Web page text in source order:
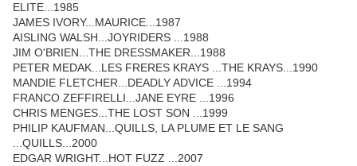
ELITE...1985
JAMES IVORY...MAURICE...1987
AISLING WALSH...JOYRIDERS ...1988
JIM O'BRIEN...THE DRESSMAKER...1988
PETER MEDAK...LES FRERES KRAYS ...THE KRAYS...1990
MANDIE FLETCHER...DEADLY ADVICE ...1994
FRANCO ZEFFIRELLI...JANE EYRE ...1996
CHRIS MENGES...THE LOST SON ...1999
PHILIP KAUFMAN...QUILLS, LA PLUME ET LE SANG
...QUILLS...2000
EDGAR WRIGHT...HOT FUZZ ...2007